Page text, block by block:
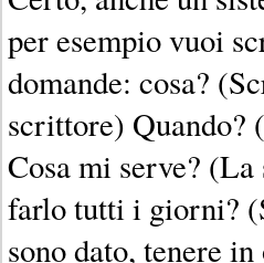
per esempio vuoi
domande: cosa?
scrittore) Quando?
Cosa mi serve?
farlo tutti i giorni?
sono dato, tenere